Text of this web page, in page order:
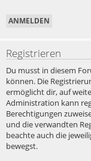
Registrieren
Du musst in diesem
können. Die
ermöglicht dir, auf
Administration kann
Berechtigungen
und die verwandten
beachte auch die
bewegst.